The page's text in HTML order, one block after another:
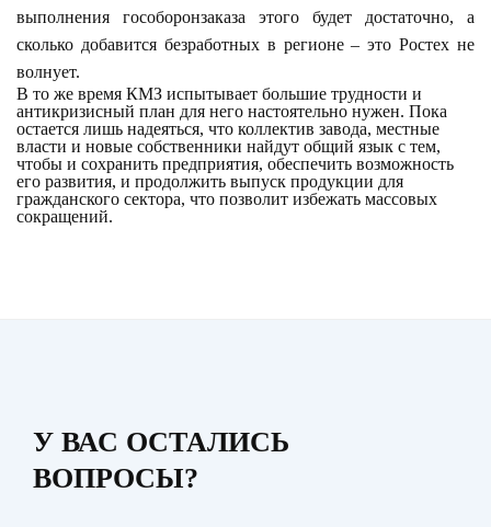
выполнения гособоронзаказа этого будет достаточно, а
сколько добавится безработных в регионе – это Ростех не
волнует.
В то же время КМЗ испытывает большие трудности и
антикризисный план для него настоятельно нужен. Пока
остается лишь надеяться, что коллектив завода, местные
власти и новые собственники найдут общий язык с тем,
чтобы и сохранить предприятия, обеспечить возможность
его развития, и продолжить выпуск продукции для
гражданского сектора, что позволит избежать массовых
сокращений.
У ВАС ОСТАЛИСЬ
ВОПРОСЫ?